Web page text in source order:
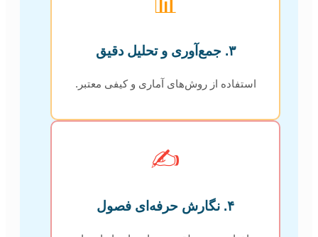
۳. جمع‌آوری و تحلیل دقیق
استفاده از روش‌های آماری و کیفی معتبر.
✍️
۴. نگارش حرفه‌ای فصول